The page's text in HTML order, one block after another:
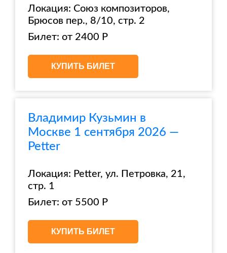
Локация: Союз композиторов,
Брюсов пер., 8/10, стр. 2
Билет: от 2400 Р
КУПИТЬ БИЛЕТ
Владимир Кузьмин в
Москве 1 сентября 2026 —
Petter
Локация: Petter, ул. Петровка, 21,
стр. 1
Билет: от 5500 Р
КУПИТЬ БИЛЕТ